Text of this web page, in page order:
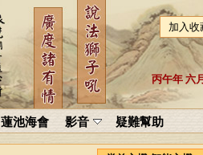
加入收
丙午年 六
蓮池海會 影音 疑難幫助